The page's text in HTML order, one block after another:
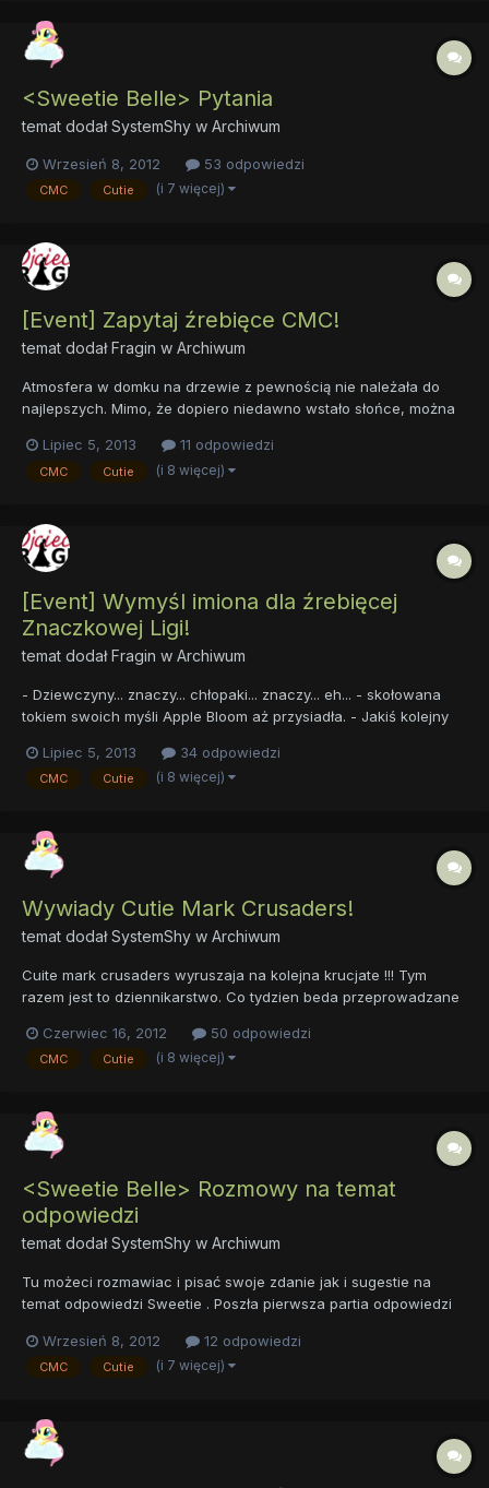
<Sweetie Belle> Pytania
temat dodałSystemShy w Archiwum
Wrzesień 8, 2012 53 odpowiedzi
CMC Cutie (i 7 więcej)
[Event] Zapytaj źrebięce CMC!
temat dodałFragin w Archiwum
Atmosfera w domku na drzewie z pewnością nie należała do
najlepszych. Mimo, że dopiero niedawno wstało słońce, można
Znaczkowej Ligi. - Świetnie Apple Bloom, jesteśmy... ogierkami! -
Sweetie nie kryła swojej wściekłości. - Przecież to nie moja...
Lipiec 5, 2013 11 odpowiedzi
CMC Cutie (i 8 więcej)
[Event] Wymyśl imiona dla źrebięcej
Znaczkowej Ligi!
temat dodałFragin w Archiwum
- Dziewczyny... znaczy... chłopaki... znaczy... eh... - skołowana
tokiem swoich myśli Apple Bloom aż przysiadła. - Jakiś kolejny
byka na swoją koleżankę. - Oj, daj jej spokój, przecież nie
chciała - powiedziała Scootaloo próbując latać. -...
Lipiec 5, 2013 34 odpowiedzi
CMC Cutie (i 8 więcej)
Wywiady Cutie Mark Crusaders!
temat dodałSystemShy w Archiwum
Cuite mark crusaders wyruszaja na kolejna krucjate !!! Tym
razem jest to dziennikarstwo. Co tydzien beda przeprowadzane
wasz znany i lubiany Lemuur ! Zapraszamy do czytania: Witaj !
jestesmy CUITE MARK CRUSSADERS DZIENNIKARZE i na wstep...
Czerwiec 16, 2012 50 odpowiedzi
CMC Cutie (i 8 więcej)
<Sweetie Belle> Rozmowy na temat
odpowiedzi
temat dodałSystemShy w Archiwum
Tu możeci rozmawiac i pisać swoje zdanie jak i sugestie na
temat odpowiedzi Sweetie . Poszła pierwsza partia odpowiedzi
Wrzesień 8, 2012
12 odpowiedzi
CMC Cutie (i 7 więcej)